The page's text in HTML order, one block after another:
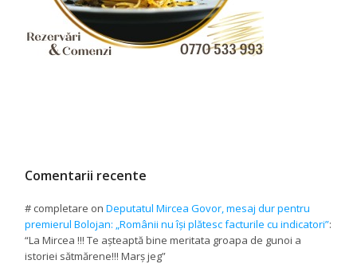
Comentarii recente
# completare onDeputatul Mircea Govor, mesaj dur pentru
premierul Bolojan: „Românii nu își plătesc facturile cu indicatori”:
“La Mircea !!! Te așteaptă bine meritata groapa de gunoi a
istoriei sătmărene!!! Marș jeg”